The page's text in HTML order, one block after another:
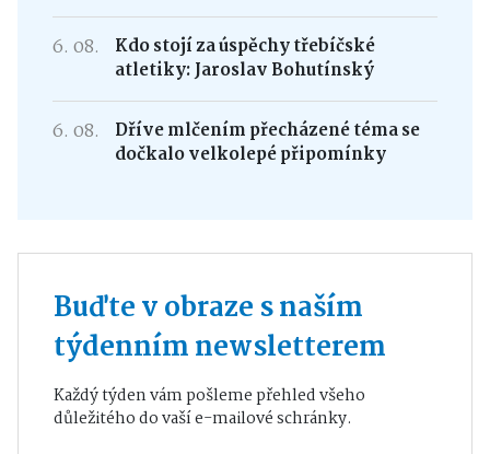
6. 08.
Kdo stojí za úspěchy třebíčské
atletiky: Jaroslav Bohutínský
6. 08.
Dříve mlčením přecházené téma se
dočkalo velkolepé připomínky
Buďte v obraze s naším
týdenním newsletterem
Každý týden vám pošleme přehled všeho
důležitého do vaší e-mailové schránky.